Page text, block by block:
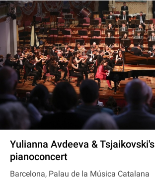
Yulianna Avdeeva & Tsjaikovski's
pianoconcert
Barcelona, Palau de la Música Catalana